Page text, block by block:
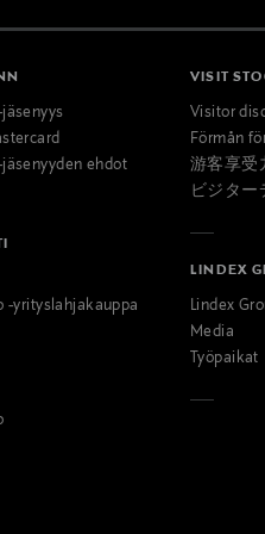
ehdot
-yrityslahjakauppa
VISIT
Visitor
Förmån
游客享受
ビジター
LINDEX
Lindex
Media
Työpaikat